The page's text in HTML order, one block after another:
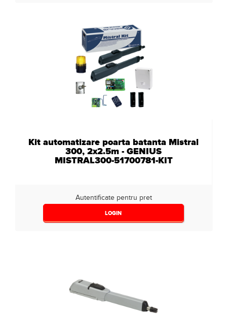
Kit automatizare poarta batanta Mistral
300, 2x2.5m - GENIUS
MISTRAL300-51700781-KIT
Autentificate pentru pret
LOGIN